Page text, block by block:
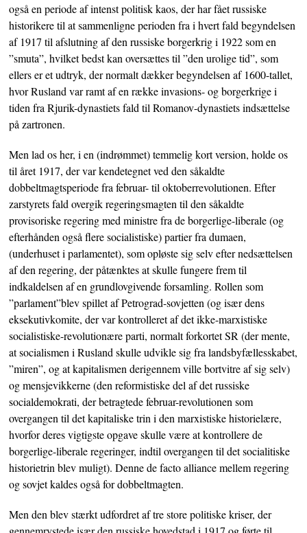
også en periode af intenst politisk kaos, der har fået russiske
historikere til at sammenligne perioden fra i hvert fald begyndelsen
af 1917 til afslutning af den russiske borgerkrig i 1922 som en
”smuta”, hvilket bedst kan oversættes til ”den urolige tid”, som
ellers er et udtryk, der normalt dækker begyndelsen af 1600-tallet,
hvor Rusland var ramt af en række invasions- og borgerkrige i
tiden fra Rjurik-dynastiets fald til Romanov-dynastiets indsættelse
på zartronen.
Men lad os her, i en (indrømmet) temmelig kort version, holde os
til året 1917, der var kendetegnet ved den såkaldte
dobbeltmagtsperiode fra februar- til oktoberrevolutionen. Efter
zarstyrets fald overgik regeringsmagten til den såkaldte
provisoriske regering med ministre fra de borgerlige-liberale (og
efterhånden også flere socialistiske) partier fra dumaen,
(underhuset i parlamentet), som opløste sig selv efter nedsættelsen
af den regering, der påtænktes at skulle fungere frem til
indkaldelsen af en grundlovgivende forsamling. Rollen som
”parlament”blev spillet af Petrograd-sovjetten (og især dens
eksekutivkomite, der var kontrolleret af det ikke-marxistiske
socialistiske-revolutionære parti, normalt forkortet SR (der mente,
at socialismen i Rusland skulle udvikle sig fra landsbyfællesskabet,
”miren”, og at kapitalismen derigennem ville bortvitre af sig selv)
og mensjevikkerne (den reformistiske del af det russiske
socialdemokrati, der betragtede februar-revolutionen som
overgangen til det kapitaliske trin i den marxistiske historielære,
hvorfor deres vigtigste opgave skulle være at kontrollere de
borgerlige-liberale regeringer, indtil overgangen til det socialitiske
historietrin blev muligt). Denne de facto alliance mellem regering
og sovjet kaldes også for dobbeltmagten.
Men den blev stærkt udfordret af tre store politiske kriser, der